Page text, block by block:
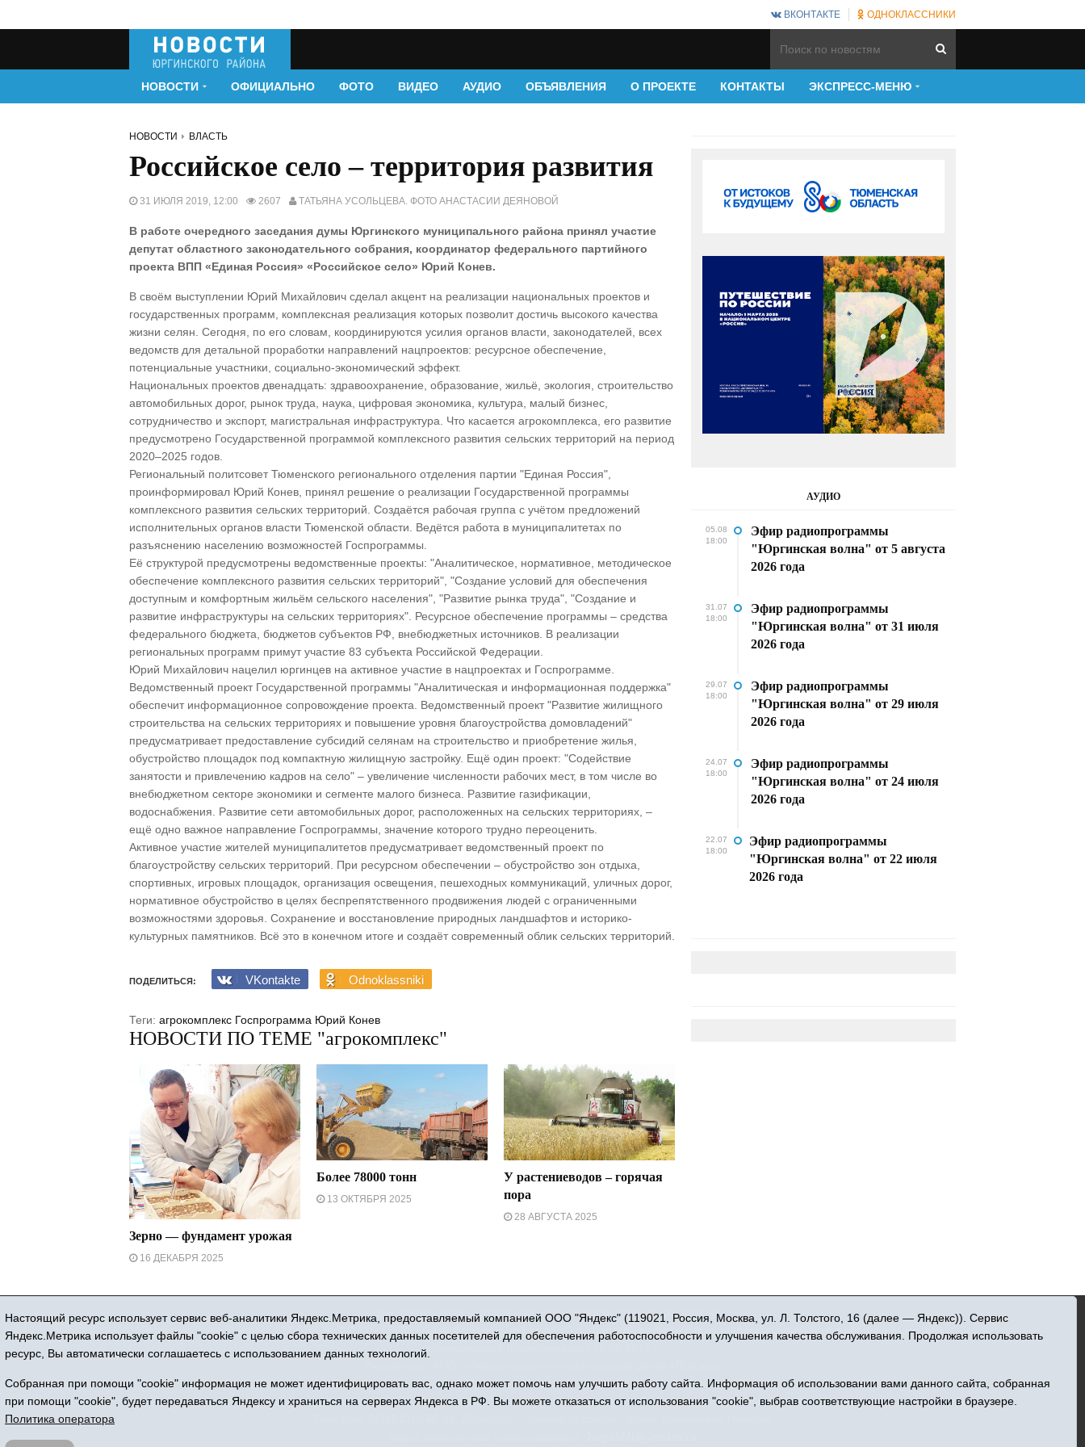
ВКОНТАКТЕ ОДНОКЛАССНИКИ
НОВОСТИ ОФИЦИАЛЬНО ФОТО ВИДЕО АУДИО ОБЪЯВЛЕНИЯ О ПРОЕКТЕ КОНТАКТЫ ЭКСПРЕСС-МЕНЮ
НОВОСТИ ВЛАСТЬ
Российское село – территория развития
31 ИЮЛЯ 2019, 12:00 2607 ТАТЬЯНА УСОЛЬЦЕВА. ФОТО АНАСТАСИИ ДЕЯНОВОЙ
В работе очередного заседания думы Юргинского муниципального района принял участие
депутат областного законодательного собрания, координатор федерального партийного
проекта ВПП «Единая Россия» «Российское село» Юрий Конев.
В своём выступлении Юрий Михайлович сделал акцент на реализации национальных проектов и
государственных программ, комплексная реализация которых позволит достичь высокого качества
жизни селян. Сегодня, по его словам, координируются усилия органов власти, законодателей, всех
ведомств для детальной проработки направлений нацпроектов: ресурсное обеспечение,
потенциальные участники, социально-экономический эффект.
Национальных проектов двенадцать: здравоохранение, образование, жильё, экология, строительство
автомобильных дорог, рынок труда, наука, цифровая экономика, культура, малый бизнес,
сотрудничество и экспорт, магистральная инфраструктура. Что касается агрокомплекса, его развитие
предусмотрено Государственной программой комплексного развития сельских территорий на период
2020–2025 годов.
Региональный политсовет Тюменского регионального отделения партии "Единая Россия",
проинформировал Юрий Конев, принял решение о реализации Государственной программы
комплексного развития сельских территорий. Создаётся рабочая группа с учётом предложений
исполнительных органов власти Тюменской области. Ведётся работа в муниципалитетах по
разъяснению населению возможностей Госпрограммы.
Её структурой предусмотрены ведомственные проекты: "Аналитическое, нормативное, методическое
обеспечение комплексного развития сельских территорий", "Создание условий для обеспечения
доступным и комфортным жильём сельского населения", "Развитие рынка труда", "Создание и
развитие инфраструктуры на сельских территориях". Ресурсное обеспечение программы – средства
федерального бюджета, бюджетов субъектов РФ, внебюджетных источников. В реализации
региональных программ примут участие 83 субъекта Российской Федерации.
Юрий Михайлович нацелил юргинцев на активное участие в нацпроектах и Госпрограмме.
Ведомственный проект Государственной программы "Аналитическая и информационная поддержка"
обеспечит информационное сопровождение проекта. Ведомственный проект "Развитие жилищного
строительства на сельских территориях и повышение уровня благоустройства домовладений"
предусматривает предоставление субсидий селянам на строительство и приобретение жилья,
обустройство площадок под компактную жилищную застройку. Ещё один проект: "Содействие
занятости и привлечению кадров на село" – увеличение численности рабочих мест, в том числе во
внебюджетном секторе экономики и сегменте малого бизнеса. Развитие газификации,
водоснабжения. Развитие сети автомобильных дорог, расположенных на сельских территориях, –
ещё одно важное направление Госпрограммы, значение которого трудно переоценить.
Активное участие жителей муниципалитетов предусматривает ведомственный проект по
благоустройству сельских территорий. При ресурсном обеспечении – обустройство зон отдыха,
спортивных, игровых площадок, организация освещения, пешеходных коммуникаций, уличных дорог,
нормативное обустройство в целях беспрепятственного продвижения людей с ограниченными
возможностями здоровья. Сохранение и восстановление природных ландшафтов и историко-
культурных памятников. Всё это в конечном итоге и создаёт современный облик сельских территорий.
ПОДЕЛИТЬСЯ: VKontakte Odnoklassniki
Теги: агрокомплекс Госпрограмма Юрий Конев
НОВОСТИ ПО ТЕМЕ "агрокомплекс"
Зерно — фундамент урожая
16 ДЕКАБРЯ 2025
Более 78000 тонн
13 ОКТЯБРЯ 2025
У растениеводов – горячая
пора
28 АВГУСТА 2025
АУДИО
05.08
18:00
Эфир радиопрограммы
"Юргинская волна" от 5 августа
2026 года
31.07
18:00
Эфир радиопрограммы
"Юргинская волна" от 31 июля
2026 года
29.07
18:00
Эфир радиопрограммы
"Юргинская волна" от 29 июля
2026 года
24.07
18:00
Эфир радиопрограммы
"Юргинская волна" от 24 июля
2026 года
22.07
18:00
Эфир радиопрограммы
"Юргинская волна" от 22 июля
2026 года
16+ © 2015-2026 Сетевое издание «Новости Юргинского района»
Регистрационный номер СМИ ЭЛ № ФС 77 - 66052 выдан Федеральной службой по надзору в сфере связи, информационных технологий и массовых
коммуникаций (Роскомнадзор) 10.06.2016 г.
Все права защищены © При использовании материалов ссылка обязательна
Адрес редакции: 627250, Тюменская область, Юргинский район, с. Юргинское, ул. Центральная, 49
Настоящий ресурс использует сервис веб-аналитики Яндекс.Метрика, предоставляемый компанией ООО "Яндекс" (119021, Россия, Москва, ул. Л. Толстого, 16 (далее — Яндекс)). Сервис
Яндекс.Метрика использует файлы "cookie" с целью сбора технических данных посетителей для обеспечения работоспособности и улучшения качества обслуживания. Продолжая использовать
ресурс, Вы автоматически соглашаетесь с использованием данных технологий.
Собранная при помощи "cookie" информация не может идентифицировать вас, однако может помочь нам улучшить работу сайта. Информация об использовании вами данного сайта, собранная
при помощи "cookie", будет передаваться Яндексу и храниться на серверах Яндекса в РФ. Вы можете отказаться от использования "cookie", выбрав соответствующие настройки в браузере.
Политика оператора